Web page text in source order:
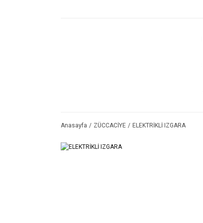
Anasayfa ZÜCCACİYE ELEKTRİKLİ IZGARA